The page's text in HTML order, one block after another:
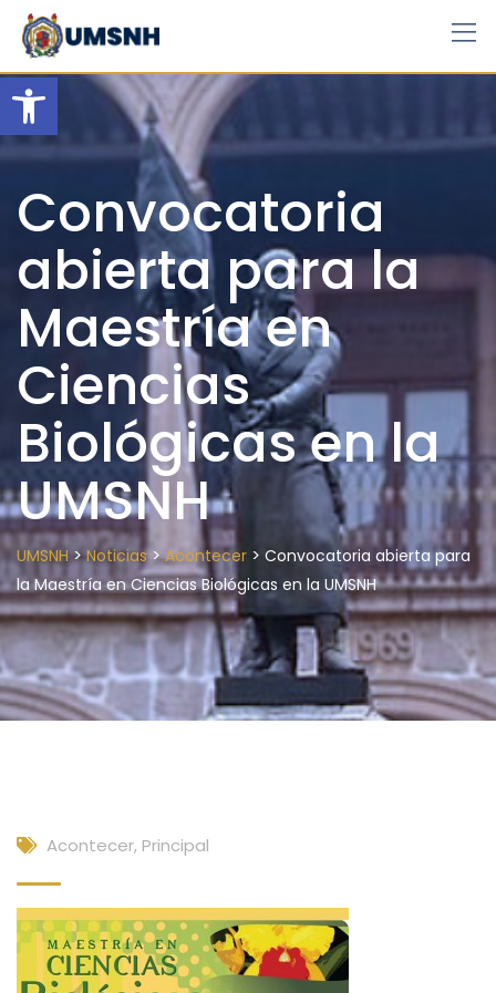
Open toolbar
Skip
content
Convocatoria
abierta para la
Maestría en
Ciencias
Biológicas en la
UMSNH
UMSNH>Noticias>Acontecer > Convocatoria abierta para
la Maestría en Ciencias Biológicas en la UMSNH
Acontecer, Principal